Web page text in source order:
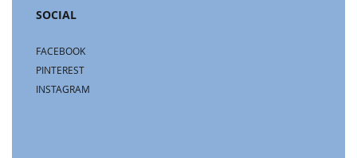
SOCIAL
FACEBOOK
PINTEREST
INSTAGRAM